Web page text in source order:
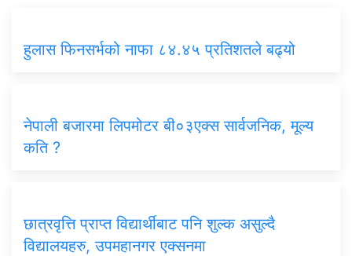
हुलास फिनसर्भको नाफा ८४.४५ प्रतिशतले बढ्यो
नेपाली बजारमा लिपमोटर बी०३एक्स सार्वजनिक, मूल्य
कति ?
छात्रवृत्ति प्राप्त विद्यार्थीबाट पनि शुल्क असुल्दै
विद्यालयहरु, उपमहानगर एक्सनमा